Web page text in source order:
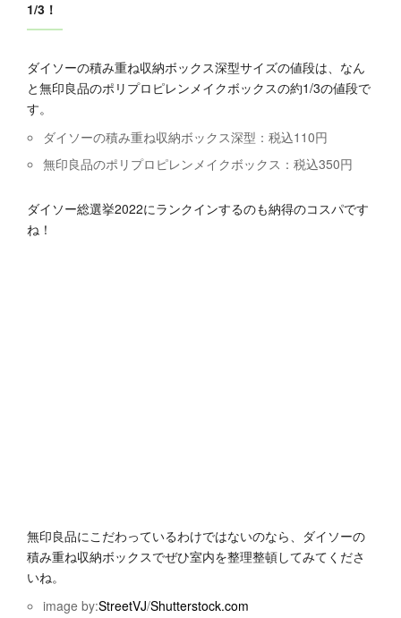
1/3！
ダイソーの積み重ね収納ボックス深型サイズの値段は、なん
と無印良品のポリプロピレンメイクボックスの約1/3の値段で
す。
ダイソーの積み重ね収納ボックス深型：税込110円
無印良品のポリプロピレンメイクボックス：税込350円
ダイソー総選挙2022にランクインするのも納得のコスパです
ね！
無印良品にこだわっているわけではないのなら、ダイソーの
積み重ね収納ボックスでぜひ室内を整理整頓してみてくださ
いね。
image by:StreetVJ/Shutterstock.com